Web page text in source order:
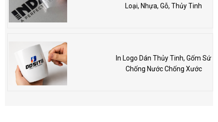
Loại, Nhựa, Gỗ, Thủy Tinh
In Logo Dán Thủy Tinh, Gốm Sứ
Chống Nước Chống Xước